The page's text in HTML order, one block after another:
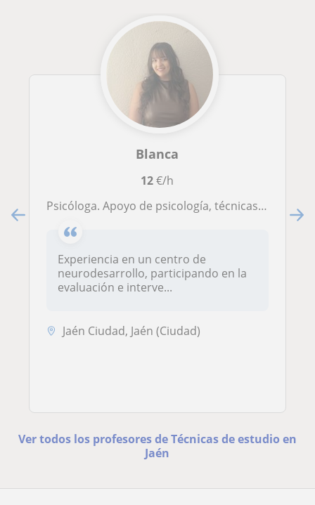
Blanca
12€/h
Psicóloga. Apoyo de psicología, técnicas de estudio, pensamiento crítico, organización, comunicación, autoestima y habilidades sociales
Experiencia en un centro de
neurodesarrollo, participando en la
evaluación e interve...
Jaén Ciudad, Jaén (Ciudad)
Ver todos los profesores de Técnicas de estudio en
Jaén